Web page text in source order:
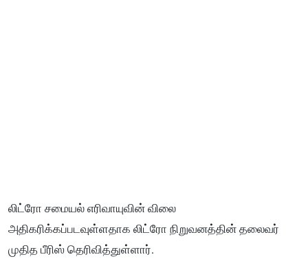
லிட்ரோ சமையல் எரிவாயுவின் விலை
அதிகரிக்கப்படவுள்ளதாக லிட்ரோ நிறுவனத்தின் தலைவர்
முதித பீரிஸ் தெரிவித்துள்ளார்.